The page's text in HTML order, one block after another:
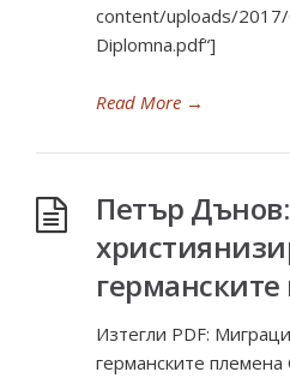
content/uploads/
Diplomna.pdf“]
Read More →
Петър
Изтегли PDF:
германските